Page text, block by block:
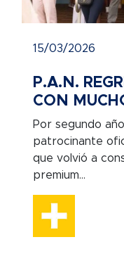
15/03/2026
P.A.N.
CON
Por segundo
patrocinante
que volvió a
premium...